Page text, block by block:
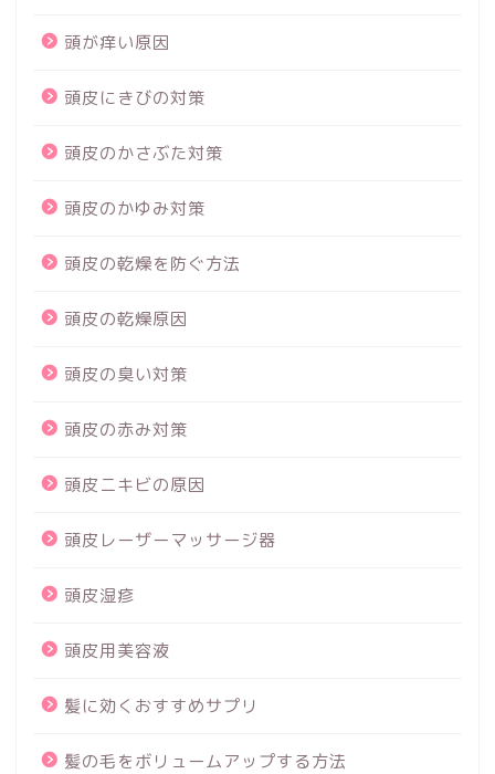
頭が痒い原因
頭皮にきびの対策
頭皮のかさぶた対策
頭皮のかゆみ対策
頭皮の乾燥を防ぐ方法
頭皮の乾燥原因
頭皮の臭い対策
頭皮の赤み対策
頭皮ニキビの原因
頭皮レーザーマッサージ器
頭皮湿疹
頭皮用美容液
髪に効くおすすめサプリ
髪の毛をボリュームアップする方法